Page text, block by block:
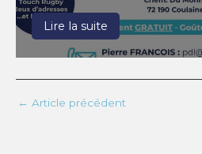
Lire la suite
← Article précédent